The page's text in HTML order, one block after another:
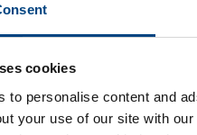
cookies
to personalise content and
your use of our site with